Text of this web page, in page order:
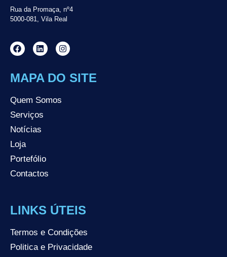
Rua da Promaça, nº4
5000-081, Vila Real
MAPA DO SITE
Quem Somos
Serviços
Notícias
Loja
Portefólio
Contactos
LINKS ÚTEIS
Termos e Condições
Politica e Privacidade